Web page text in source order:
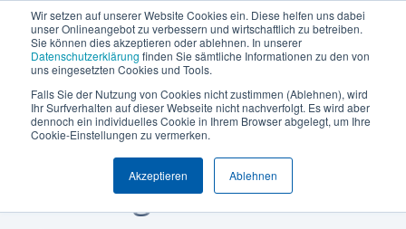
Wir setzen auf unserer Website Cookies ein. Diese helfen uns dabei
unser Onlineangebot zu verbessern und wirtschaftlich zu betreiben.
Sie können dies akzeptieren oder ablehnen. In unserer
Datenschutzerklärung finden Sie sämtliche Informationen zu den von
uns eingesetzten Cookies und Tools.
Falls Sie der Nutzung von Cookies nicht zustimmen (Ablehnen), wird
Ihr Surfverhalten auf dieser Webseite nicht nachverfolgt. Es wird aber
dennoch ein individuelles Cookie in Ihrem Browser abgelegt, um Ihre
Cookie-Einstellungen zu vermerken.
Akzeptieren Ablehnen
Termin vereinbaren +49 (0) 89 512 65 100
Was
möchten
steuern
Unternehmensgröße
Mittelstand
Produkte
und
Branchen
Die
Can
Plattform
Plattform Überblick
Integrationen
Reporting & BI
Machen
Sie
den
ersten
Schritt
Insights
&
Practices
Blog
Whitepaper & eBooks
Hybride Mastercalss
Machen
Sie
den
ersten
Schritt
Was
uns
auszeichnet
Über Uns (Geschichte)
Warum Can Do
Partner
Machen
Sie
den
ersten
Schritt
5 MINUTEN LESEZEIT
Fünf Tipps für Jira-
Einsteiger